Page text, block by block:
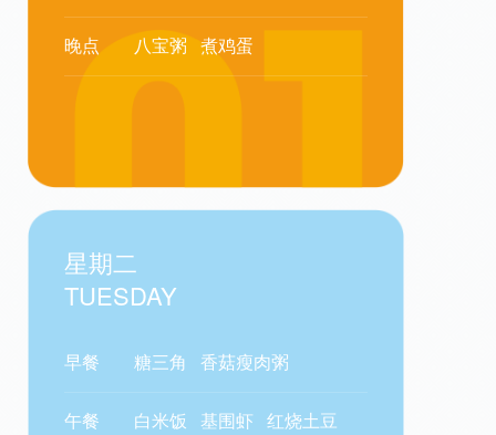
晚点 八宝粥 煮鸡蛋
星期二
TUESDAY
早餐 糖三角 香菇瘦肉粥
午餐 白米饭 基围虾 红烧土豆